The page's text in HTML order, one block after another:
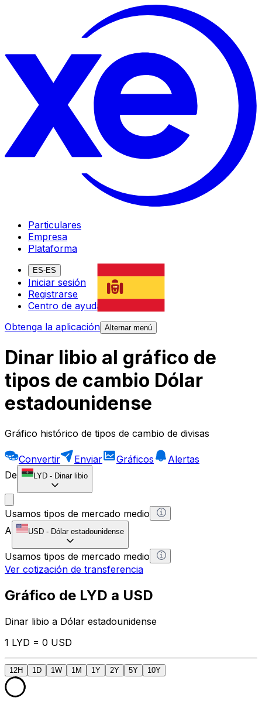
Particulares
Empresa
Plataforma
ES-ES
Iniciar sesión
Registrarse
Centro de ayuda
Obtenga la aplicación Alternar menú
Dinar libio al gráfico de
tipos de cambio Dólar
estadounidense
Gráfico histórico de tipos de cambio de divisas
Convertir Enviar Gráficos
Alertas
De
LYD - Dinar libio
Usamos tipos de mercado medio
A
USD - Dólar estadounidense
Usamos tipos de mercado medio
Ver cotización de transferencia
Gráfico de LYD a USD
Dinar libio a Dólar estadounidense
1 LYD = 0 USD
12H 1D 1W 1M 1Y 2Y 5Y 10Y